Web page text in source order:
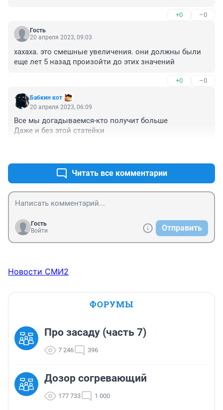
+0 –0
Гость
20 апреля 2023, 09:03
хахаха. это смешные увеличения. они должны были
еще лет 5 назад произойти до этих значений
+0 –0
Бабкин кот
20 апреля 2023, 06:09
Все мы догадываемся-кто получит больше
Даже и без этой статейки
Читать все комментарии
Гость
Войти
Отправить
Новости СМИ2
ФОРУМЫ
Про засаду (часть 7)
7 246 396
Дозор согревающий
177 733 1 000